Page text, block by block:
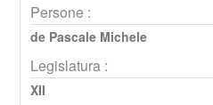
Persone :
de Pascale Michele
Legislatura :
XII